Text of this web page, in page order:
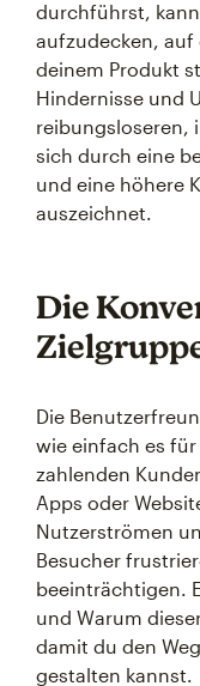
durchführst,
aufzudecken, auf
deinem Produkt
Hindernisse und
reibungsloseren,
sich durch eine
und eine höhere
auszeichnet.
Die
Die
wie einfach es
zahlenden
Apps oder
Nutzerströmen
Besucher
beeinträchtigen.
und Warum
damit du den
gestalten kannst.